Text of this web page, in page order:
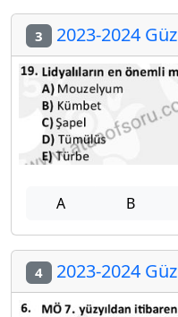
3 2023-2024
A B
4 2023-2024